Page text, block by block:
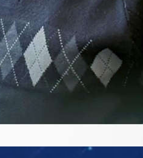
Video